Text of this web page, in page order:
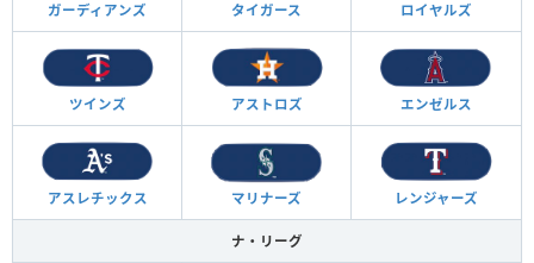
ガーディアンズ タイガース ロイヤルズ
ツインズ アストロズ エンゼルス
アスレチックス マリナーズ レンジャーズ
ナ・リーグ